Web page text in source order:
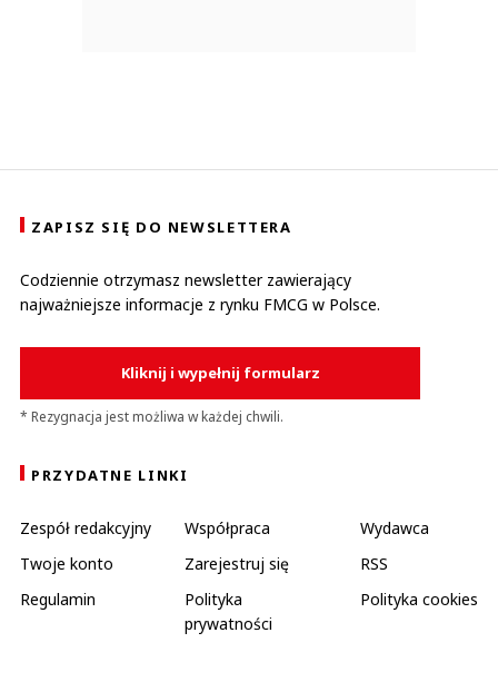
ZAPISZ SIĘ DO NEWSLETTERA
Codziennie otrzymasz newsletter zawierający
najważniejsze informacje z rynku FMCG w Polsce.
Kliknij i wypełnij formularz
* Rezygnacja jest możliwa w każdej chwili.
PRZYDATNE LINKI
Zespół redakcyjny Współpraca
Wydawca
Twoje konto
Zarejestruj się
RSS
Regulamin
Polityka
prywatności
Polityka cookies